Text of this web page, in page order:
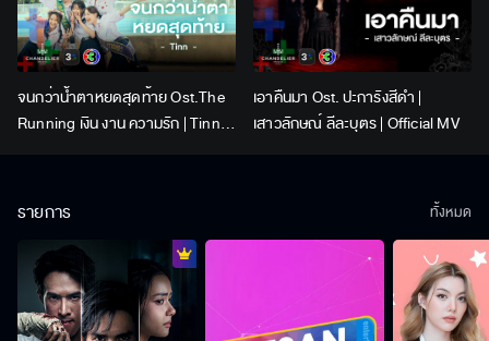
จนกว่าน้ำตาหยดสุดท้าย Ost.The
Running เงิน งาน ความรัก | Tinn |
เอาคืนมา Ost. ปะการังสีดำ |
เสาวลักษณ์ ลีละบุตร | Official MV
รายการ ทั้งหมด